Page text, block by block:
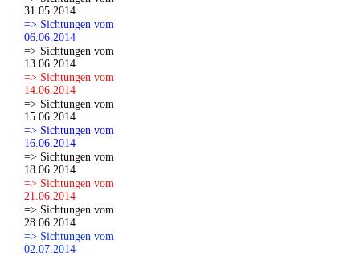
31.05.2014
=> Sichtungen vom
06.06.2014
=> Sichtungen vom
13.06.2014
=> Sichtungen vom
14.06.2014
=> Sichtungen vom
15.06.2014
=> Sichtungen vom
16.06.2014
=> Sichtungen vom
18.06.2014
=> Sichtungen vom
21.06.2014
=> Sichtungen vom
28.06.2014
=> Sichtungen vom
02.07.2014